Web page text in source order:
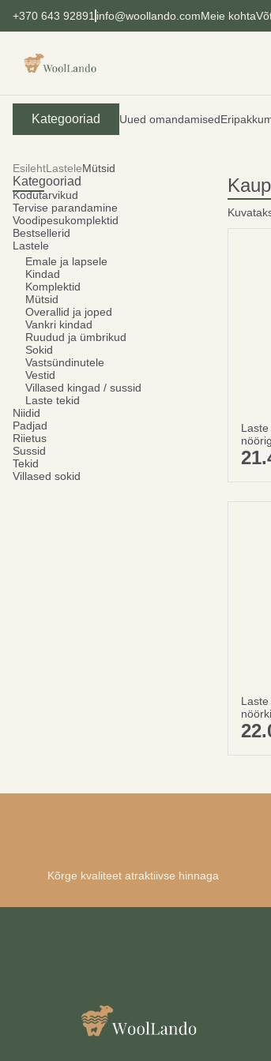
+370 643 92891 info@woollando.comMeie kohta
Kategooriad Uued omandamised
EsilehtLasteleMütsid
Kategooriad
Kodutarvikud
Tervise parandamine
Voodipesukomplektid
Bestsellerid
Lastele
Emale ja lapsele
Kindad
Komplektid
Mütsid
Overallid ja joped
Vankri kindad
Ruudud ja ümbrikud
Sokid
Vastsündinutele
Vestid
Villased kingad / sussid
Laste tekid
Niidid
Padjad
Riietus
Sussid
Tekid
Villased sokid
Kõrge kvaliteet atraktiivse hinnaga